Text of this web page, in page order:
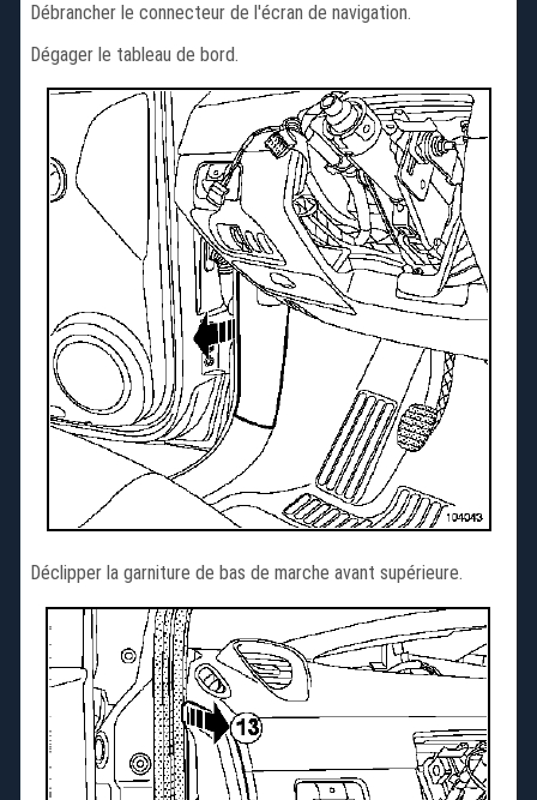
Débrancher le connecteur de l'écran de navigation.
Dégager le tableau de bord.
Déclipper la garniture de bas de marche avant supérieure.